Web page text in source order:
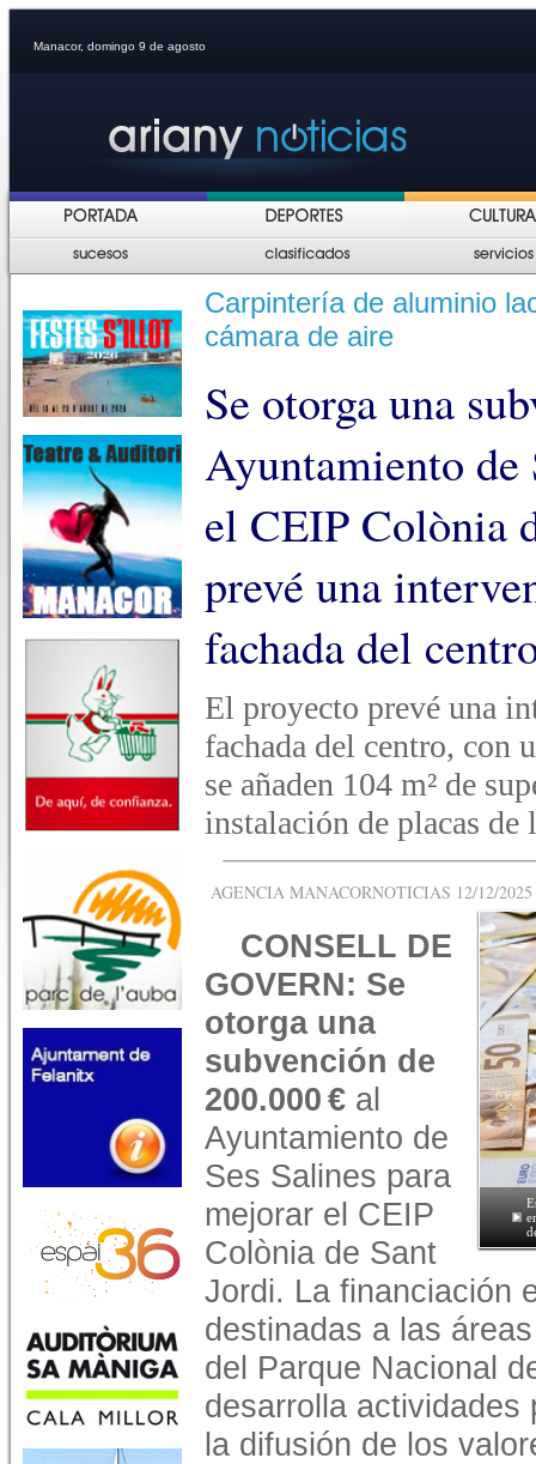
Manacor, domingo 9 de agosto
Carpintería de aluminio
cámara de aire
Se otorga una
Ayuntamiento de
el CEIP Colònia
prevé una
fachada del
El proyecto prevé una
fachada del centro, con
se añaden 104 m² de
instalación de placas de
AGENCIA MANACORNOTICIAS 12/12/
CONSELL DE
GOVERN: Se
otorga una
subvención de
200.000 € al
Ayuntamiento de
Ses Salines para
mejorar el CEIP
Colònia de Sant
Jordi. La financiación
destinadas a las
del Parque Nacional
desarrolla actividades
la difusión de los